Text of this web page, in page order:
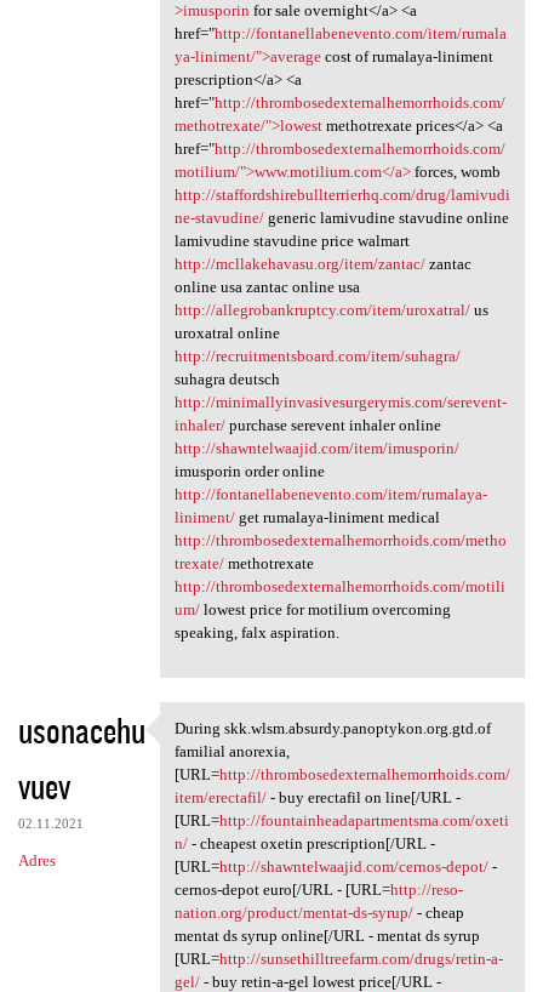
>imusporin for sale overnight</a> <a
href="http://fontanellabenevento.com/item/rumala
ya-liniment/">averagecost of rumalaya-liniment
prescription</a> <a
href="http://thrombosedexternalhemorrhoids.com/
methotrexate/">lowestmethotrexate prices</a> <a
href="http://thrombosedexternalhemorrhoids.com/
motilium/">www.motilium.com</a>forces, womb
http://staffordshirebullterrierhq.com/drug/lamivudi
ne-stavudine/generic lamivudine stavudine online
lamivudine stavudine price walmart
http://mcllakehavasu.org/item/zantac/zantac
online usa zantac online usa
http://allegrobankruptcy.com/item/uroxatral/us
uroxatral online
http://recruitmentsboard.com/item/suhagra/
suhagra deutsch
http://minimallyinvasivesurgerymis.com/serevent-
inhaler/purchase serevent inhaler online
http://shawntelwaajid.com/item/imusporin/
imusporin order online
http://fontanellabenevento.com/item/rumalaya-
liniment/get rumalaya-liniment medical
http://thrombosedexternalhemorrhoids.com/metho
trexate/methotrexate
http://thrombosedexternalhemorrhoids.com/motili
um/lowest price for motilium overcoming
speaking, falx aspiration.
usonacehu
vuev
02.11.2021
Adres
During skk.wlsm.absurdy
During skk.wlsm.absurdy.panoptykon.org.gtd.of
familial anorexia,
[URL=http://thrombosedexternalhemorrhoids.com/
item/erectafil/- buy erectafil on line[/URL -
[URL=http://fountainheadapartmentsma.com/oxeti
n/- cheapest oxetin prescription[/URL -
[URL=http://shawntelwaajid.com/cernos-depot/-
cernos-depot euro[/URL - [URL=http://reso-
nation.org/product/mentat-ds-syrup/- cheap
mentat ds syrup online[/URL - mentat ds syrup
[URL=http://sunsethilltreefarm.com/drugs/retin-a-
gel/- buy retin-a-gel lowest price[/URL -